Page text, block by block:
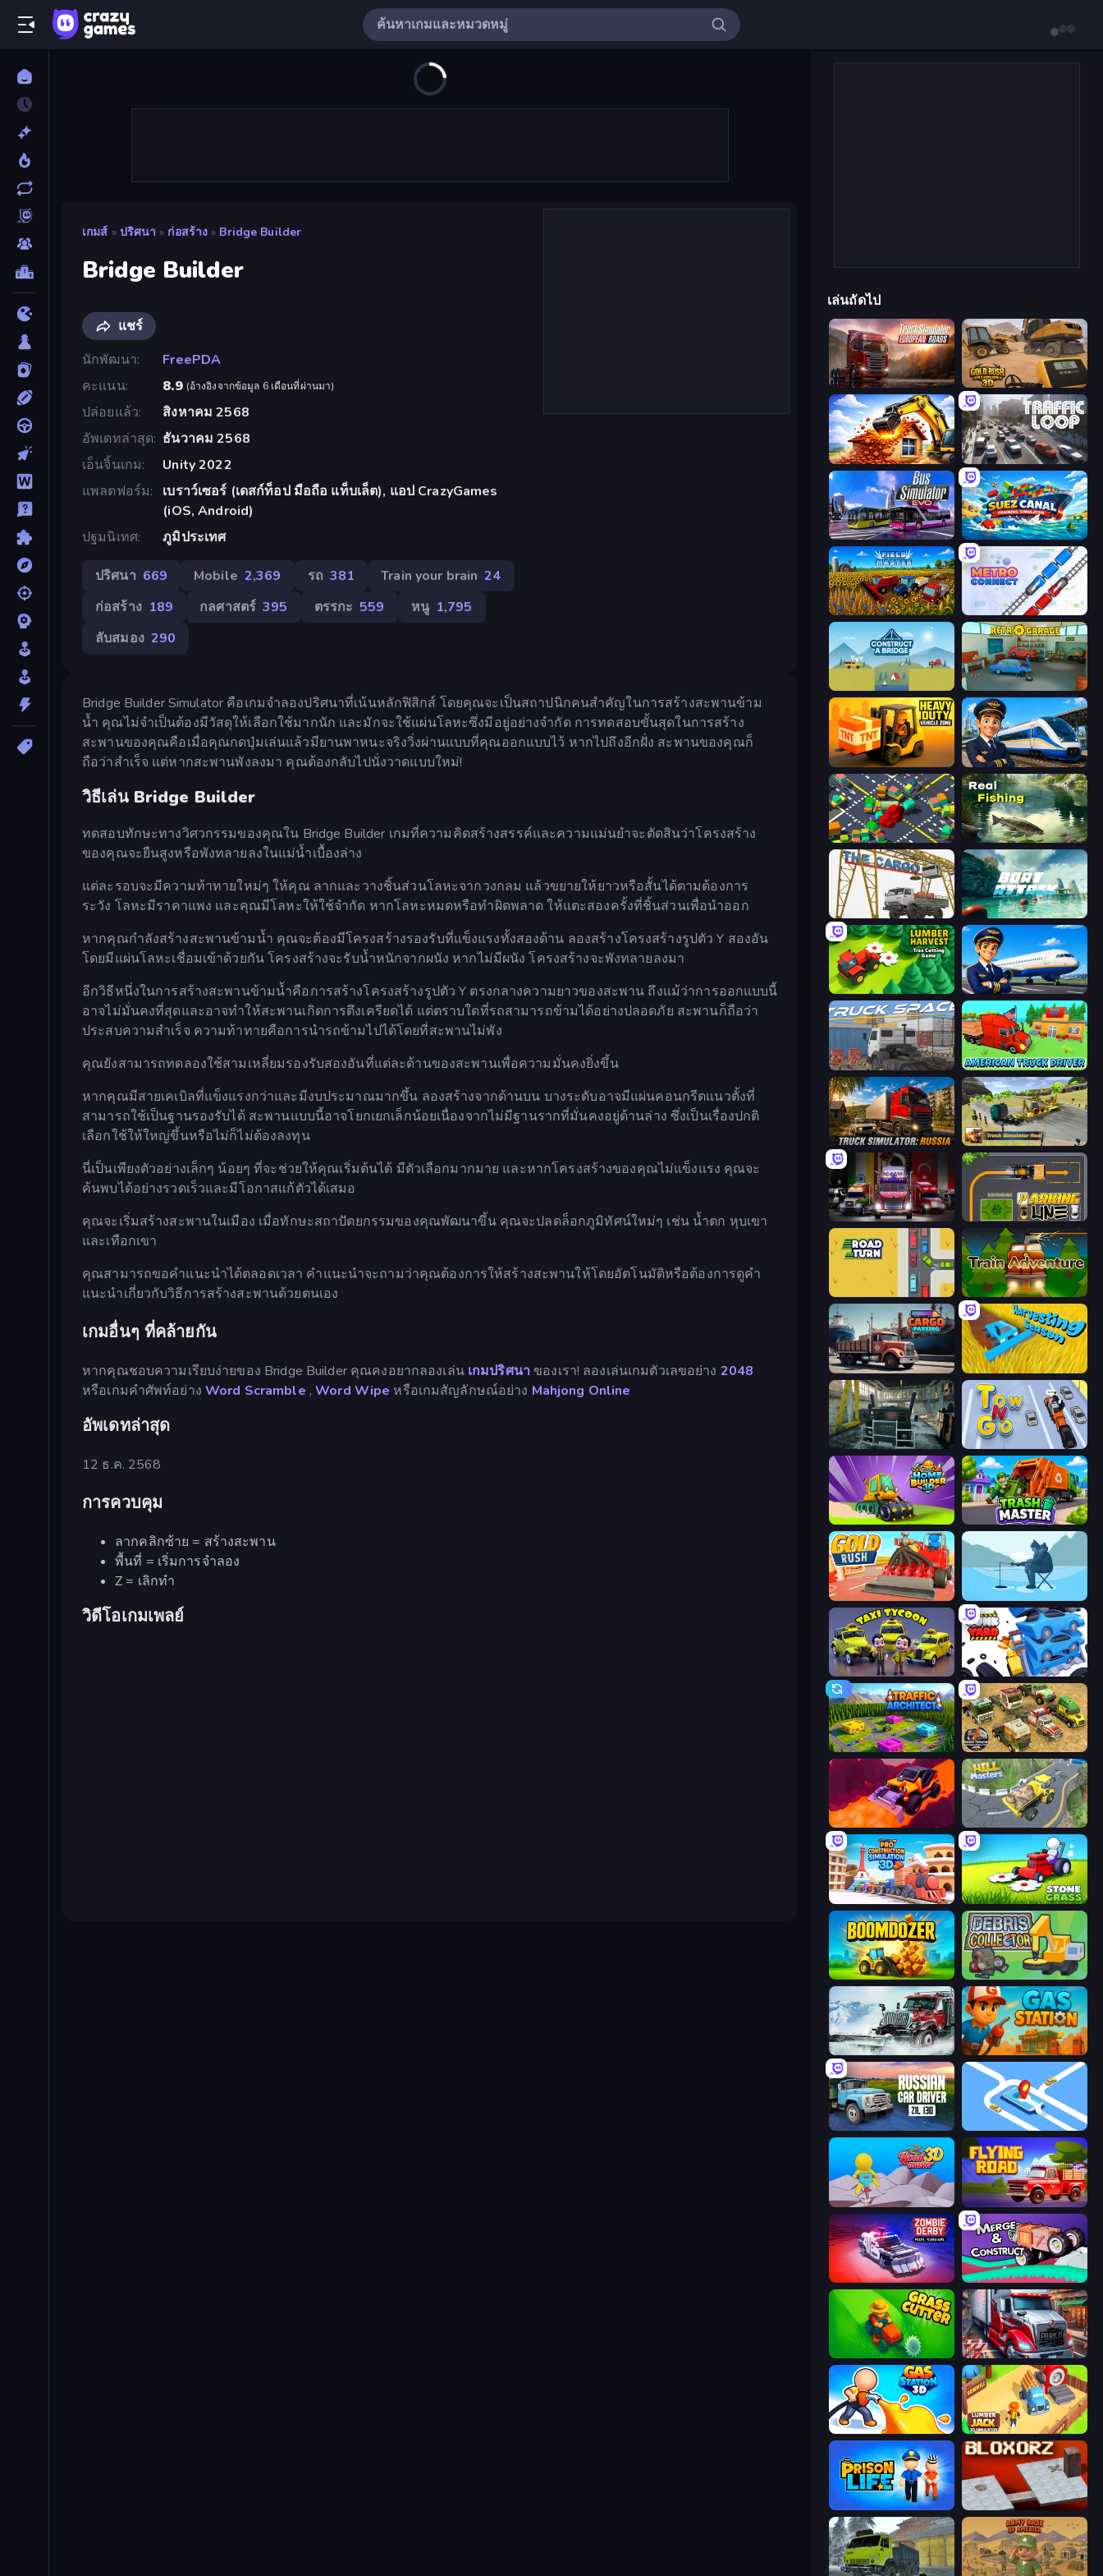
เกมส์ » ปริศนา » ก่อสร้าง » Bridge Builder
Bridge Builder
แชร์
นักพัฒนา
FreePDA
คะแนน
8.9 (อ้างอิงจากข้อมูล 6 เดือนที่ผ่านมา)
ปล่อยแล้ว
สิงหาคม 2568
อัพเดทล่าสุด ธันวาคม 2568
เอ็นจิ้นเกม
Unity 2022
แพลตฟอร์ม
เบราว์เซอร์ (เดสก์ท็อป มือถือ แท็บเล็ต), แอป CrazyGames
(iOS, Android)
ปฐมนิเทศ
ภูมิประเทศ
ปริศนา 669 Mobile 2,369 รถ 381 Train your brain 24
ก่อสร้าง 189 กลศาสตร์ 395 ตรรกะ 559 หนู 1,795
ลับสมอง 290
Bridge Builder Simulator คือเกมจำลองปริศนาที่เน้นหลักฟิสิกส์ โดยคุณจะเป็นสถาปนิกคนสำคัญในการสร้างสะพานข้าม
น้ำ คุณไม่จำเป็นต้องมีวัสดุให้เลือกใช้มากนัก และมักจะใช้แผ่นโลหะซึ่งมีอยู่อย่างจำกัด การทดสอบขั้นสุดในการสร้าง
สะพานของคุณคือเมื่อคุณกดปุ่มเล่นแล้วมียานพาหนะจริงวิ่งผ่านแบบที่คุณออกแบบไว้ หากไปถึงอีกฝั่ง สะพานของคุณก็
ถือว่าสำเร็จ แต่หากสะพานพังลงมา คุณต้องกลับไปนั่งวาดแบบใหม่!
วิธีเล่น Bridge Builder
ทดสอบทักษะทางวิศวกรรมของคุณใน Bridge Builder เกมที่ความคิดสร้างสรรค์และความแม่นยำจะตัดสินว่าโครงสร้าง
ของคุณจะยืนสูงหรือพังทลายลงในแม่น้ำเบื้องล่าง
แต่ละรอบจะมีความท้าทายใหม่ๆ ให้คุณ ลากและวางชิ้นส่วนโลหะจากวงกลม แล้วขยายให้ยาวหรือสั้นได้ตามต้องการ
ระวัง โลหะมีราคาแพง และคุณมีโลหะให้ใช้จำกัด หากโลหะหมดหรือทำผิดพลาด ให้แตะสองครั้งที่ชิ้นส่วนเพื่อนำออก
หากคุณกำลังสร้างสะพานข้ามน้ำ คุณจะต้องมีโครงสร้างรองรับที่แข็งแรงทั้งสองด้าน ลองสร้างโครงสร้างรูปตัว Y สองอัน
โดยมีแผ่นโลหะเชื่อมเข้าด้วยกัน โครงสร้างจะรับน้ำหนักจากผนัง หากไม่มีผนัง โครงสร้างจะพังทลายลงมา
อีกวิธีหนึ่งในการสร้างสะพานข้ามน้ำคือการสร้างโครงสร้างรูปตัว Y ตรงกลางความยาวของสะพาน ถึงแม้ว่าการออกแบบนี้
อาจไม่มั่นคงที่สุดและอาจทำให้สะพานเกิดการตึงเครียดได้ แต่ตราบใดที่รถสามารถข้ามได้อย่างปลอดภัย สะพานก็ถือว่า
ประสบความสำเร็จ ความท้าทายคือการนำรถข้ามไปได้โดยที่สะพานไม่พัง
คุณยังสามารถทดลองใช้สามเหลี่ยมรองรับสองอันที่แต่ละด้านของสะพานเพื่อความมั่นคงยิ่งขึ้น
หากคุณมีสายเคเบิลที่แข็งแรงกว่าและมีงบประมาณมากขึ้น ลองสร้างจากด้านบน บางระดับอาจมีแผ่นคอนกรีตแนวตั้งที่
สามารถใช้เป็นฐานรองรับได้ สะพานแบบนี้อาจโยกเยกเล็กน้อยเนื่องจากไม่มีฐานรากที่มั่นคงอยู่ด้านล่าง ซึ่งเป็นเรื่องปกติ
เลือกใช้ให้ใหญ่ขึ้นหรือไม่ก็ไม่ต้องลงทุน
นี่เป็นเพียงตัวอย่างเล็กๆ น้อยๆ ที่จะช่วยให้คุณเริ่มต้นได้ มีตัวเลือกมากมาย และหากโครงสร้างของคุณไม่แข็งแรง คุณจะ
ค้นพบได้อย่างรวดเร็วและมีโอกาสแก้ตัวได้เสมอ
คุณจะเริ่มสร้างสะพานในเมือง เมื่อทักษะสถาปัตยกรรมของคุณพัฒนาขึ้น คุณจะปลดล็อกภูมิทัศน์ใหม่ๆ เช่น น้ำตก หุบเขา
และเทือกเขา
คุณสามารถขอคำแนะนำได้ตลอดเวลา คำแนะนำจะถามว่าคุณต้องการให้สร้างสะพานให้โดยอัตโนมัติหรือต้องการดูคำ
แนะนำเกี่ยวกับวิธีการสร้างสะพานด้วยตนเอง
เกมอื่นๆ ที่คล้ายกัน
หากคุณชอบความเรียบง่ายของ Bridge Builder คุณคงอยากลองเล่น เกมปริศนาของเรา! ลองเล่นเกมตัวเลขอย่าง 2048
หรือเกมคำศัพท์อย่าง Word Scramble ,Word Wipe หรือเกมสัญลักษณ์อย่าง Mahjong Online
อัพเดทล่าสุด
12 ธ.ค. 2568
การควบคุม
ลากคลิกซ้าย = สร้างสะพาน
พื้นที่ = เริ่มการจำลอง
Z = เลิกทำ
วิดีโอเกมเพลย์
เล่นถัดไป
Truck Simulator: European Roads Gold Rush: Gold Simulator 3D
City Constructor Traffic Loop
Bus Simulator: EVO Suez Canal Training Simulator
Field Master Metro Connect
Construct a Bridge
Idle Train Empire Tycoon
Slightly Annoying Traffic Real Fishing Simulator
The Cargo Boat Attack
Lumber Harvest: Tree Cutting Game Idle Airport Tycoon
Truck Space American Truck Driver
Truck Simulator: Russia Truck Simulator Real
Big Euro Truck Driving Parking Line
Train Adventure
Cargo Truck Parking Harvesting Season
Kamaz Truck Driver Tow N Go
Home Builder 3D Trash Master
Gold Rush
Taxi Tycoon: Idle Business Junkyard Sim
Traffic Architect Euro Truck Driving Simulator 2025
Sand King Hill Masters
Pro Construction: Simulation 3D Stone Grass: Mowing Simulator
Boomdozer Debris Collector
Snow Plow Truck Gas Station
Russian Car Driver ZIL 130 Drive Taxi
Road Master 3D Flying Road
Zombie Derby: Pixel Survival Merge & Construct
Just Park It 12
Gas Station 3D Lumberjack 3D Simulator
Prison Life Bloxorz